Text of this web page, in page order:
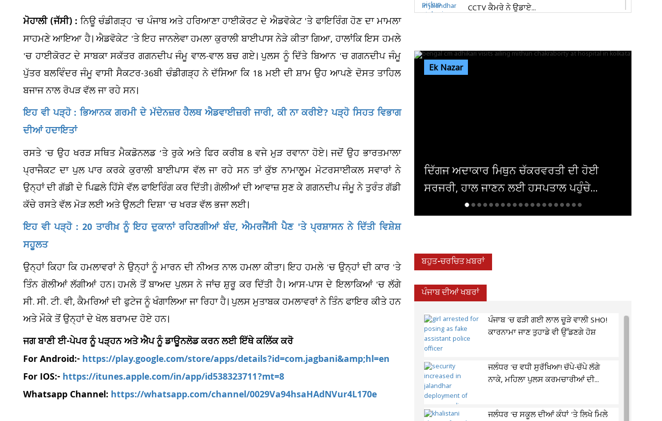
ਮੋਹਾਲੀ (ਜੱਸੀ) :ਨਿਊ ਚੰਡੀਗੜ੍ਹ 'ਚ ਪੰਜਾਬ ਅਤੇ ਹਰਿਆਣਾ ਹਾਈਕੋਰਟ ਦੇ ਐਡਵੋਕੇਟ 'ਤੇ ਫਾਇਰਿੰਗ ਹੋਣ ਦਾ ਮਾਮਲਾ
ਸਾਹਮਣੇ ਆਇਆ ਹੈ। ਐਡਵੋਕੇਟ 'ਤੇ ਇਹ ਜਾਨਲੇਵਾ ਹਮਲਾ ਕੁਰਾਲੀ ਬਾਈਪਾਸ ਨੇੜੇ ਕੀਤਾ ਗਿਆ, ਹਾਲਾਂਕਿ ਇਸ ਹਮਲੇ
'ਚ ਹਾਈਕੋਰਟ ਦੇ ਸਾਬਕਾ ਸਕੱਤਰ ਗਗਨਦੀਪ ਜੰਮੂ ਵਾਲ-ਵਾਲ ਬਚ ਗਏ। ਪੁਲਸ ਨੂੰ ਦਿੱਤੇ ਬਿਆਨ 'ਚ ਗਗਨਦੀਪ ਜੰਮੂ
ਪੁੱਤਰ ਬਲਵਿੰਦਰ ਜੰਮੂ ਵਾਸੀ ਸੈਕਟਰ-36ਬੀ ਚੰਡੀਗੜ੍ਹ ਨੇ ਦੱਸਿਆ ਕਿ 18 ਮਈ ਦੀ ਸ਼ਾਮ ਉਹ ਆਪਣੇ ਦੋਸਤ ਤਾਹਿਲ
ਬਜਾਜ ਨਾਲ ਰੋਪੜ ਵੱਲ ਜਾ ਰਹੇ ਸਨ।
ਇਹ ਵੀ ਪੜ੍ਹੋ : ਭਿਆਨਕ ਗਰਮੀ ਦੇ ਮੱਦੇਨਜ਼ਰ ਹੈਲਥ ਐਡਵਾਈਜ਼ਰੀ ਜਾਰੀ, ਕੀ ਨਾ ਕਰੀਏ? ਪੜ੍ਹੋ ਸਿਹਤ ਵਿਭਾਗ
ਦੀਆਂ ਹਦਾਇਤਾਂ
ਰਸਤੇ 'ਚ ਉਹ ਖਰੜ ਸਥਿਤ ਮੈਕਡੋਨਲਡ ‘ਤੇ ਰੁਕੇ ਅਤੇ ਫਿਰ ਕਰੀਬ 8 ਵਜੇ ਮੁੜ ਰਵਾਨਾ ਹੋਏ। ਜਦੋਂ ਉਹ ਭਾਰਤਮਾਲਾ
ਪ੍ਰਾਜੈਕਟ ਦਾ ਪੁਲ ਪਾਰ ਕਰਕੇ ਕੁਰਾਲੀ ਬਾਈਪਾਸ ਵੱਲ ਜਾ ਰਹੇ ਸਨ ਤਾਂ ਕੁੱਝ ਨਾਮਾਲੂਮ ਮੋਟਰਸਾਈਕਲ ਸਵਾਰਾਂ ਨੇ
ਉਨ੍ਹਾਂ ਦੀ ਗੱਡੀ ਦੇ ਪਿਛਲੇ ਹਿੱਸੇ ਵੱਲ ਫਾਇਰਿੰਗ ਕਰ ਦਿੱਤੀ। ਗੋਲੀਆਂ ਦੀ ਆਵਾਜ਼ ਸੁਣ ਕੇ ਗਗਨਦੀਪ ਜੰਮੂ ਨੇ ਤੁਰੰਤ ਗੱਡੀ
ਕੱਚੇ ਰਸਤੇ ਵੱਲ ਮੋੜ ਲਈ ਅਤੇ ਉਲਟੀ ਦਿਸ਼ਾ 'ਚ ਖਰੜ ਵੱਲ ਭਜਾ ਲਈ।
ਇਹ ਵੀ ਪੜ੍ਹੋ : 20 ਤਾਰੀਖ਼ ਨੂੰ ਇਹ ਦੁਕਾਨਾਂ ਰਹਿਣਗੀਆਂ ਬੰਦ, ਐਮਰਜੈਂਸੀ ਪੈਣ 'ਤੇ ਪ੍ਰਸ਼ਾਸਨ ਨੇ ਦਿੱਤੀ ਵਿਸ਼ੇਸ਼
ਸਹੂਲਤ
ਉਨ੍ਹਾਂ ਕਿਹਾ ਕਿ ਹਮਲਾਵਰਾਂ ਨੇ ਉਨ੍ਹਾਂ ਨੂੰ ਮਾਰਨ ਦੀ ਨੀਅਤ ਨਾਲ ਹਮਲਾ ਕੀਤਾ। ਇਹ ਹਮਲੇ 'ਚ ਉਨ੍ਹਾਂ ਦੀ ਕਾਰ 'ਤੇ
ਤਿੰਨ ਗੋਲੀਆਂ ਲੱਗੀਆਂ ਹਨ। ਹਮਲੇ ਤੋਂ ਬਾਅਦ ਪੁਲਸ ਨੇ ਜਾਂਚ ਸ਼ੁਰੂ ਕਰ ਦਿੱਤੀ ਹੈ। ਆਸ-ਪਾਸ ਦੇ ਇਲਾਕਿਆਂ 'ਚ ਲੱਗੇ
ਸੀ. ਸੀ. ਟੀ. ਵੀ, ਕੈਮਰਿਆਂ ਦੀ ਫੁਟੇਜ ਨੂੰ ਖੰਗਾਲਿਆ ਜਾ ਰਿਹਾ ਹੈ। ਪੁਲਸ ਮੁਤਾਬਕ ਹਮਲਾਵਰਾਂ ਨੇ ਤਿੰਨ ਫਾਇਰ ਕੀਤੇ ਹਨ
ਅਤੇ ਮੌਕੇ ਤੋਂ ਉਨ੍ਹਾਂ ਦੇ ਖੋਲ ਬਰਾਮਦ ਹੋਏ ਹਨ।
ਜਗ ਬਾਣੀ ਈ-ਪੇਪਰ ਨੂੰ ਪੜ੍ਹਨ ਅਤੇ ਐਪ ਨੂੰ ਡਾਊਨਲੋਡ ਕਰਨ ਲਈ ਇੱਥੇ ਕਲਿੱਕ ਕਰੋ
For Android:-https://play.google.com/store/apps/details?id=com.jagbani&amp;hl=en
For IOS:-https://itunes.apple.com/in/app/id538323711?mt=8
Whatsapp Channel: https://whatsapp.com/channel/0029Va94hsaHAdNVur4L170e
CCTV ਕੈਮਰੇ ਨੇ ਉਡਾਏ...
Ek Nazar
ਦਿੱਗਜ ਅਦਾਕਾਰ ਮਿਥੁਨ ਚੱਕਰਵਰਤੀ ਦੀ ਹੋਈ
ਸਰਜਰੀ, ਹਾਲ ਜਾਣਨ ਲਈ ਹਸਪਤਾਲ ਪਹੁੰਚੇ...
ਦਮਿਸ਼ਕ 'ਚ ਬੰਬ ਧਮਾਕਾ, 14 ਲੋਕ ਜ਼ਖਮੀ
ਬਹੁਤ-ਚਰਚਿਤ ਖ਼ਬਰਾਂ
ਪੰਜਾਬ ਦੀਆਂ ਖਬਰਾਂ
ਪੰਜਾਬ 'ਚ ਫੜੀ ਗਈ ਲਾਲ ਚੂੜੇ ਵਾਲੀ SHO!
ਕਾਰਨਾਮਾ ਜਾਣ ਤੁਹਾਡੇ ਵੀ ਉੱਡਣਗੇ ਹੋਸ਼
ਜਲੰਧਰ 'ਚ ਵਧੀ ਸੁਰੱਖਿਆ! ਚੱਪੇ-ਚੱਪੇ ਲੱਗੇ
ਨਾਕੇ, ਮਹਿਲਾ ਪੁਲਸ ਕਰਮਚਾਰੀਆਂ ਦੀ...
ਜਲੰਧਰ 'ਚ ਸਕੂਲ ਦੀਆਂ ਕੰਧਾਂ 'ਤੇ ਲਿਖੇ ਮਿਲੇ